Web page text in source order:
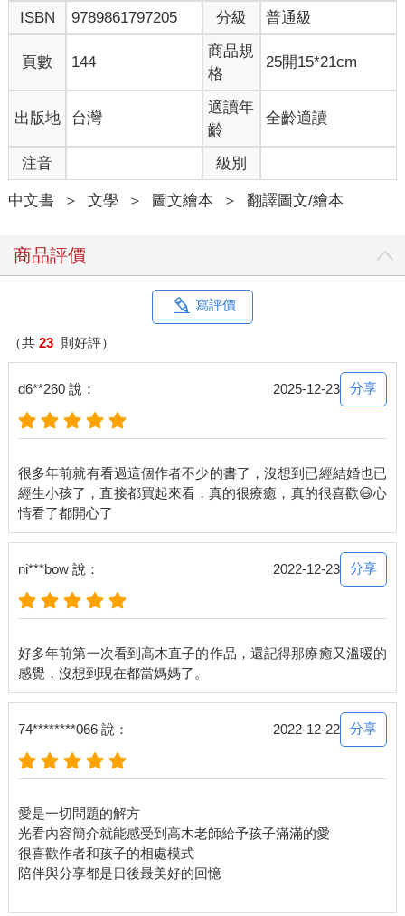
ISBN 9789861797205 分級 普通級
頁數 144
商品規
格
25開15*21cm
出版地 台灣
適讀年
齡
全齡適讀
注音 級別
中文書 ＞ 文學 ＞ 圖文繪本 ＞ 翻譯圖文/繪本
商品評價
寫評價
（共 23 則好評）
d6**260 說： 2025-12-23 分享
很多年前就有看過這個作者不少的書了，沒想到已經結婚也已
經生小孩了，直接都買起來看，真的很療癒，真的很喜歡😃心
ni***bow 說： 2022-12-23 分享
好多年前第一次看到高木直子的作品，還記得那療癒又溫暖的
74********066 說： 2022-12-22 分享
愛是一切問題的解方
光看內容簡介就能感受到高木老師給予孩子滿滿的愛
很喜歡作者和孩子的相處模式
陪伴與分享都是日後最美好的回憶